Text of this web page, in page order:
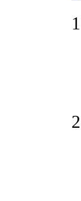
1
2